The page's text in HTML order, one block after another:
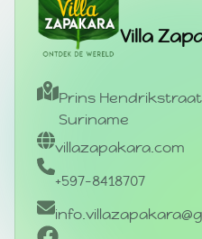
Villa
Prins
Suriname
villazapakara.com
+597-8418707